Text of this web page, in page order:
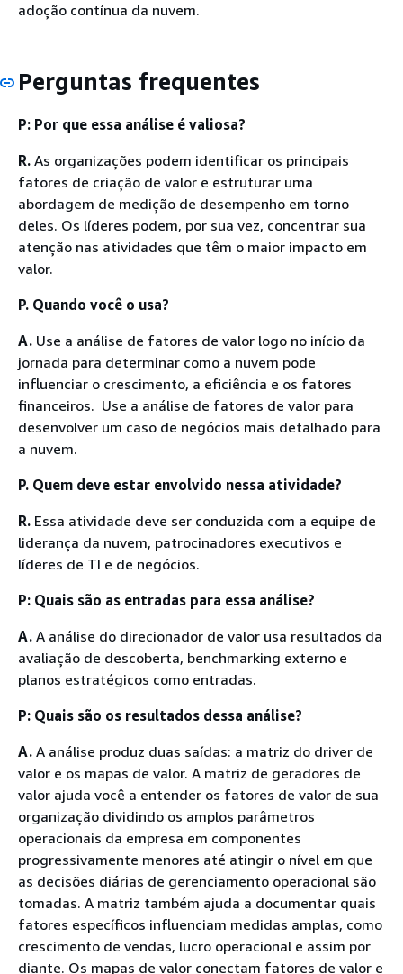
adoção contínua da nuvem.
Perguntas frequentes
P: Por que essa análise é valiosa?
R. As organizações podem identificar os principais
fatores de criação de valor e estruturar uma
abordagem de medição de desempenho em torno
deles. Os líderes podem, por sua vez, concentrar sua
atenção nas atividades que têm o maior impacto em
valor.
P. Quando você o usa?
A. Use a análise de fatores de valor logo no início da
jornada para determinar como a nuvem pode
influenciar o crescimento, a eficiência e os fatores
financeiros. Use a análise de fatores de valor para
desenvolver um caso de negócios mais detalhado para
a nuvem.
P. Quem deve estar envolvido nessa atividade?
R. Essa atividade deve ser conduzida com a equipe de
liderança da nuvem, patrocinadores executivos e
líderes de TI e de negócios.
P: Quais são as entradas para essa análise?
A. A análise do direcionador de valor usa resultados da
avaliação de descoberta, benchmarking externo e
planos estratégicos como entradas.
P: Quais são os resultados dessa análise?
A. A análise produz duas saídas: a matriz do driver de
valor e os mapas de valor. A matriz de geradores de
valor ajuda você a entender os fatores de valor de sua
organização dividindo os amplos parâmetros
operacionais da empresa em componentes
progressivamente menores até atingir o nível em que
as decisões diárias de gerenciamento operacional são
tomadas. A matriz também ajuda a documentar quais
fatores específicos influenciam medidas amplas, como
crescimento de vendas, lucro operacional e assim por
diante. Os mapas de valor conectam fatores de valor e